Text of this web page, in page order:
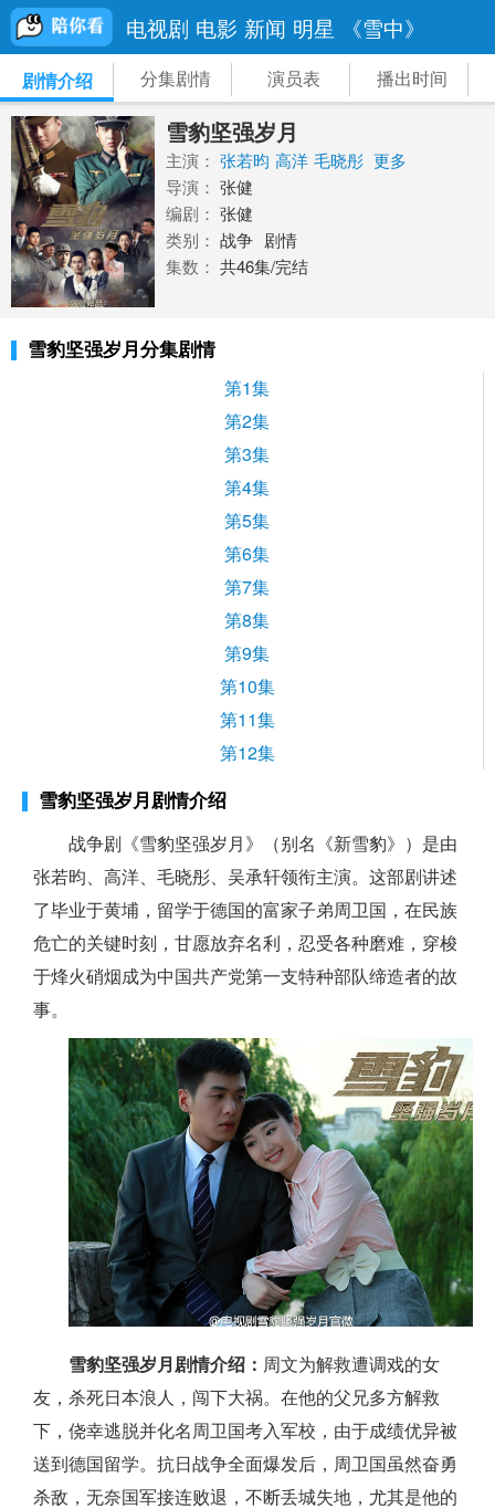
电视剧 电影 新闻 明星 《雪中》
剧情介绍 分集剧情 演员表 播出时间
雪豹坚强岁月
主演： 张若昀 高洋 毛晓彤 更多
导演： 张健
编剧： 张健
类别： 战争 剧情
集数： 共46集/完结
雪豹坚强岁月分集剧情
第1集
第2集
第3集
第4集
第5集
第6集
第7集
第8集
第9集
第10集
第11集
第12集
雪豹坚强岁月剧情介绍
战争剧《雪豹坚强岁月》（别名《新雪豹》）是由
张若昀、高洋、毛晓彤、吴承轩领衔主演。这部剧讲述
了毕业于黄埔，留学于德国的富家子弟周卫国，在民族
危亡的关键时刻，甘愿放弃名利，忍受各种磨难，穿梭
于烽火硝烟成为中国共产党第一支特种部队缔造者的故
事。
雪豹坚强岁月剧情介绍： 周文为解救遭调戏的女
友，杀死日本浪人，闯下大祸。在他的父兄多方解救
下，侥幸逃脱并化名周卫国考入军校，由于成绩优异被
送到德国留学。抗日战争全面爆发后，周卫国虽然奋勇
杀敌，无奈国军接连败退，不断丢城失地，尤其是他的